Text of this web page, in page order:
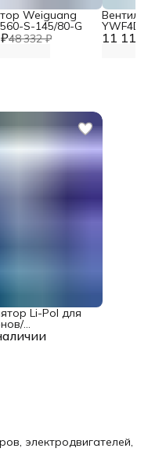
48 332 ₽
Weiguang
S-145/80-G
11 117
Li-Pol для
23,1 В,
электродвигателей,